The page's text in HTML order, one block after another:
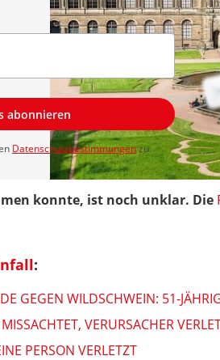
abonnieren
Datenschutzbestimmungenzu.
konnte, ist noch unklar. Die
:
GEGEN WILDSCHWEIN: 51-
VERURSACHER
PERSON VERLETZT